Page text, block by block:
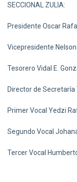
SECCIONAL ZULIA:
Presidente Oscar
Vicepresidente
Tesorero Vidal E.
Director de
Primer Vocal Yedzi
Segundo Vocal
Tercer Vocal